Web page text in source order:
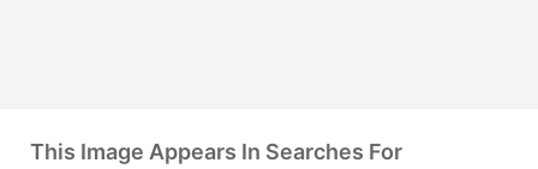
This Image Appears In Searches For